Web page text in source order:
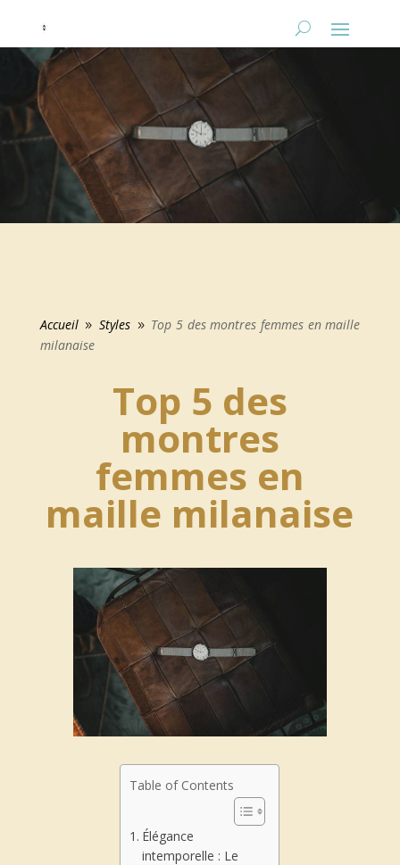
Accueil 9 Styles 9 Top 5 des montres femmes en maille
milanaise
Top 5 des
montres
femmes en
maille milanaise
Table of Contents
Élégance
intemporelle : Le